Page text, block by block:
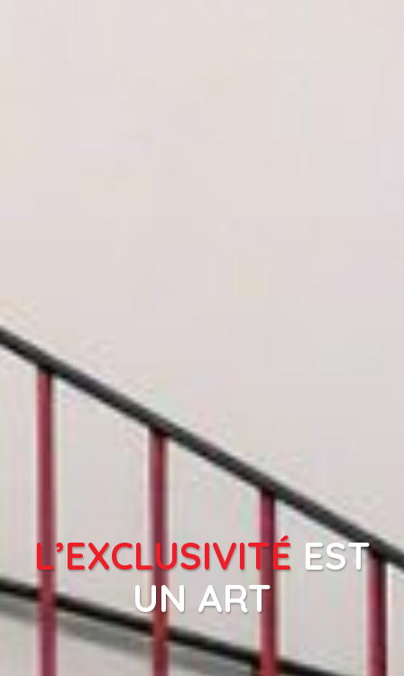
L’EXCLUSIVITÉ EST
UN ART